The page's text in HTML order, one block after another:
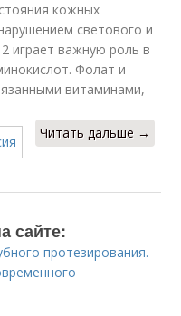
кожных
светового и
играет важную роль в
Фолат и
витаминами,
Читать дальше →
сайте:
протезирования.